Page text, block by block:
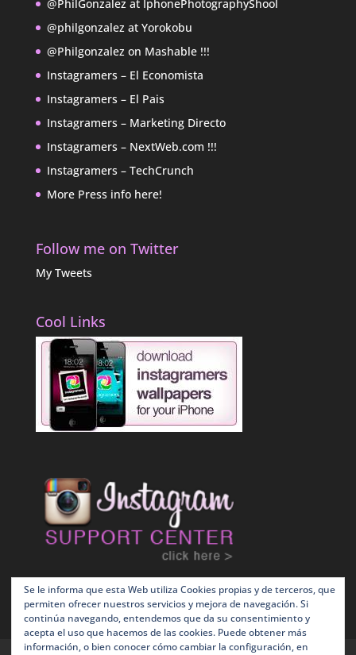
@PhilGonzalez at IphonePhotographyShool
@philgonzalez at Yorokobu
@Philgonzalez on Mashable !!!
Instagramers – El Economista
Instagramers – El Pais
Instagramers – Marketing Directo
Instagramers – NextWeb.com !!!
Instagramers – TechCrunch
More Press info here!
Follow me on Twitter
My Tweets
Cool Links
Se le informa que esta Web utiliza Cookies propias y de terceros, que
permiten ofrecer nuestros servicios y mejora de navegación. Si
continúa navegando, entendemos que da su consentimiento y
acepta el uso que hacemos de las cookies. Puede obtener más
información, o bien conocer cómo cambiar la configuración, en